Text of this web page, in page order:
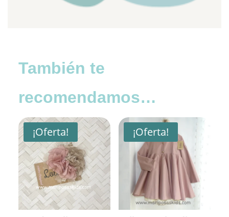
También te
recomendamos…
¡Oferta! ¡Oferta!